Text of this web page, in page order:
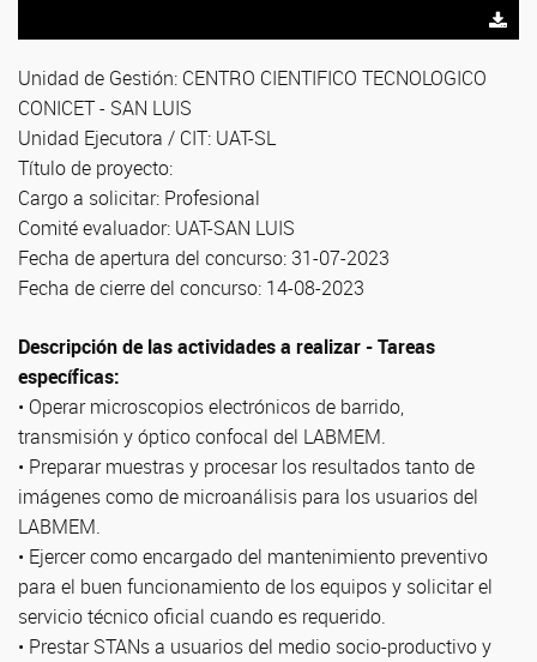
Unidad de Gestión: CENTRO CIENTIFICO TECNOLOGICO
CONICET - SAN LUIS
Unidad Ejecutora / CIT: UAT-SL
Título de proyecto:
Cargo a solicitar: Profesional
Comité evaluador: UAT-SAN LUIS
Fecha de apertura del concurso: 31-07-2023
Fecha de cierre del concurso: 14-08-2023
Descripción de las actividades a realizar - Tareas
específicas:
• Operar microscopios electrónicos de barrido,
transmisión y óptico confocal del LABMEM.
• Preparar muestras y procesar los resultados tanto de
imágenes como de microanálisis para los usuarios del
LABMEM.
• Ejercer como encargado del mantenimiento preventivo
para el buen funcionamiento de los equipos y solicitar el
servicio técnico oficial cuando es requerido.
• Prestar STANs a usuarios del medio socio-productivo y